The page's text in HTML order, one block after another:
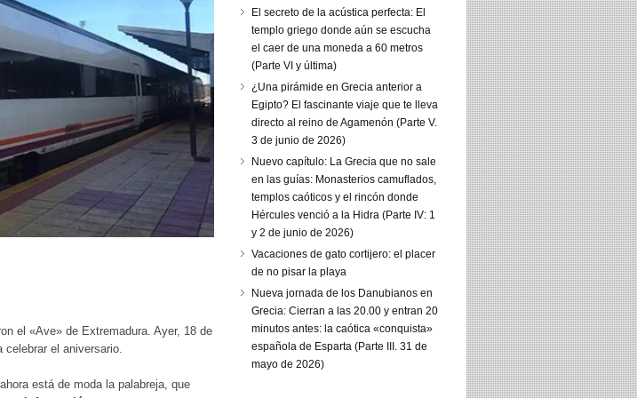
el «Ave» de Extremadura. Ayer, 18 de
el aniversario.
está de moda la palabreja, que
El secreto de la acústica perfecta: El
templo griego donde aún se escucha
el caer de una moneda a 60 metros
(Parte VI y última)
¿Una pirámide en Grecia anterior a
Egipto? El fascinante viaje que te lleva
directo al reino de Agamenón (Parte V.
3 de junio de 2026)
Nuevo capítulo: La Grecia que no sale
en las guías: Monasterios camuflados,
templos caóticos y el rincón donde
Hércules venció a la Hidra (Parte IV: 1
y 2 de junio de 2026)
Vacaciones de gato cortijero: el placer
de no pisar la playa
Nueva jornada de los Danubianos en
Grecia: Cierran a las 20.00 y entran 20
minutos antes: la caótica «conquista»
española de Esparta (Parte III. 31 de
mayo de 2026)